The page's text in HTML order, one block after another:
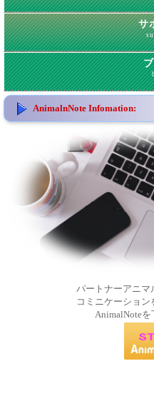
サ
AnimalnNote Infomation:
パートナーアニマ
コミニケーショ
AnimalNoteを